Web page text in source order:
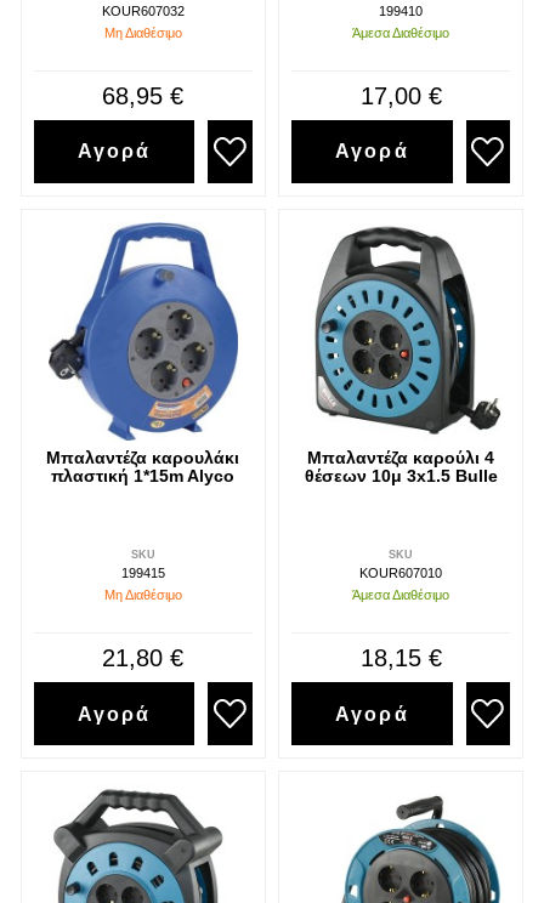
KOUR607032
Μη Διαθέσιμο
68,95 €
Αγορά
199410
Άμεσα Διαθέσιμο
17,00 €
Αγορά
Μπαλαντέζα καρουλάκι
πλαστική 1*15m Alyco
SKU
199415
Μη Διαθέσιμο
21,80 €
Αγορά
Μπαλαντέζα καρούλι 4
θέσεων 10μ 3x1.5 Bulle
SKU
KOUR607010
Άμεσα Διαθέσιμο
18,15 €
Αγορά